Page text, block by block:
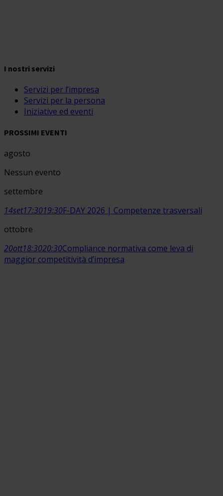
I nostri servizi
Servizi per l’impresa
Servizi per la persona
Iniziative ed eventi
PROSSIMI EVENTI
agosto
Nessun evento
settembre
14set17:3019:30F-DAY 2026 | Competenze trasversali
ottobre
20ott18:3020:30Compliance normativa come leva di
maggior competitività d’impresa